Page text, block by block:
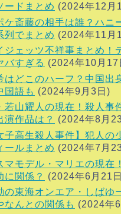
ードまとめ (2024年12月
ケ斎藤の相手は誰？ハニ
列でまとめ (2024年11月
ジェッツ不祥事まとめ！
バすぎる (2024年10月17
はどこのハーフ？中国出
国語も (2024年9月3日)
若山耀人の現在！殺人事
演作品は？
(2024年8月
子高生殺人事件】犯人の
ールまとめ (2024年7月
マモデル・マリエの現在
に関係？
(2024年6月21
の東海オンエア・しばゆ
なんとの関係も (2024年